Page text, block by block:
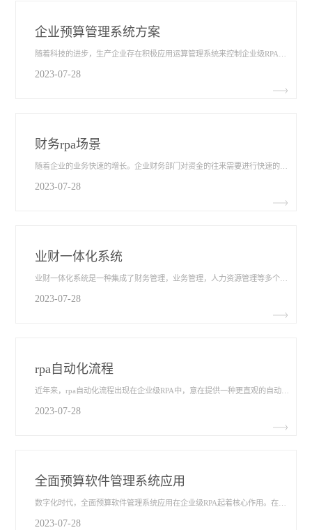
企业预算管理系统方案
2023-07-28
财务rpa场景
随着企业的业务快速的增长。企业财务部门对资金的往来需要进行快速的处理，在企业级RPA中的财务rpa场景​，面对自动化办公软件的使用，可以帮助财务工作人员减少很多的工作量。随着时代的更替，rpa机器人能帮助员工完成大量重复的操作，从而达到降本增效的目的，现在就来为大家介绍一下rpa在财务领域的应用场景。
2023-07-28
业财一体化系统
业财一体化系统​是一种集成了财务管理，业务管理，人力资源管理等多个方面的计算机化系统。在企业级RPA中起着重要作用。业财一体化系统可以将企业各个部门的数据整合起来，提高企业的运营效率和管理水平。近年来，随着业财一体化系统的兴起，对企业有什么好处呢？
2023-07-28
rpa自动化流程
近年来，rpa自动化流程​出现在企业级RPA中，意在提供一种更直观的自动化流程开发方式。以往的RPA流程开发需要用户在一个图形化的设计界面中以拖拽的方式，从组件库中选择一个组件完成特定的动作，这需要用户对每个组件的功能有足够的了解。rpa自动化流程也由此展现了自己的优势。
2023-07-28
全面预算软件管理系统应用
数字化时代，全面预算软件管理系统应用​在企业级RPA起着核心作用。在各企业看来企业的核心部门当然是财务方面，因为这关乎到企业的成长。因此财务工作是否能顺利进行对企业而言非常重要。对于预算管理，软件系统似乎是比较好的选择。大家也许都有从网上看到过预算方面的管理软件，那么问题是企业全面预算管理系统该怎么选择?
2023-07-28